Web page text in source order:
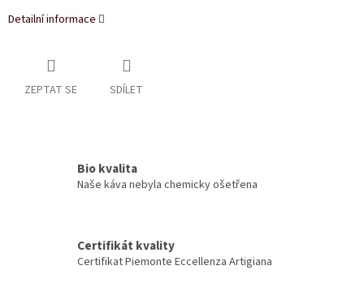
Detailní informace
ZEPTAT SE SDÍLET
Bio kvalita
Naše káva nebyla chemicky ošetřena
Certifikát kvality
Certifikat Piemonte Eccellenza Artigiana